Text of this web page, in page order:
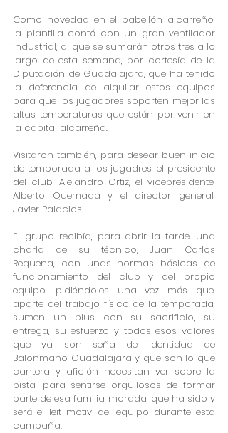
Como novedad en el pabellón alcarreño,
la plantilla contó con un gran ventilador
industrial, al que se sumarán otros tres a lo
largo de esta semana, por cortesía de la
Diputación de Guadalajara, que ha tenido
la deferencia de alquilar estos equipos
para que los jugadores soporten mejor las
altas temperaturas que están por venir en
la capital alcarreña.
Visitaron también, para desear buen inicio
de temporada a los jugadres, el presidente
del club, Alejandro Ortiz, el vicepresidente,
Alberto Quemada y el director general,
Javier Palacios.
El grupo recibía, para abrir la tarde, una
charla de su técnico, Juan Carlos
Requena, con unas normas básicas de
funcionamiento del club y del propio
equipo, pidiéndoles una vez más que,
aparte del trabajo físico de la temporada,
sumen un plus con su sacrificio, su
entrega, su esfuerzo y todos esos valores
que ya son seña de identidad de
Balonmano Guadalajara y que son lo que
cantera y afición necesitan ver sobre la
pista, para sentirse orgullosos de formar
parte de esa familia morada, que ha sido y
será el leit motiv del equipo durante esta
campaña.